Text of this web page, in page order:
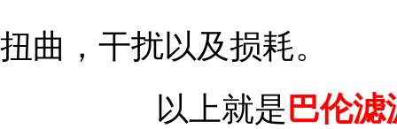
扭曲，干扰以及损耗。
以上就是巴伦滤